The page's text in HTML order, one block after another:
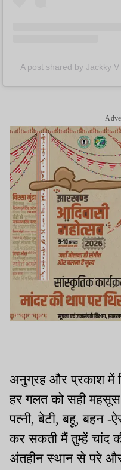
A post shared by Jackky
अनुग्रह और प्रकाश में
हर गलत को सही महसूस
पत्नी, बेटी, बहू, बहन -
कर सकती मैं तुम्हें चांद
अंतहीन स्थान से परे